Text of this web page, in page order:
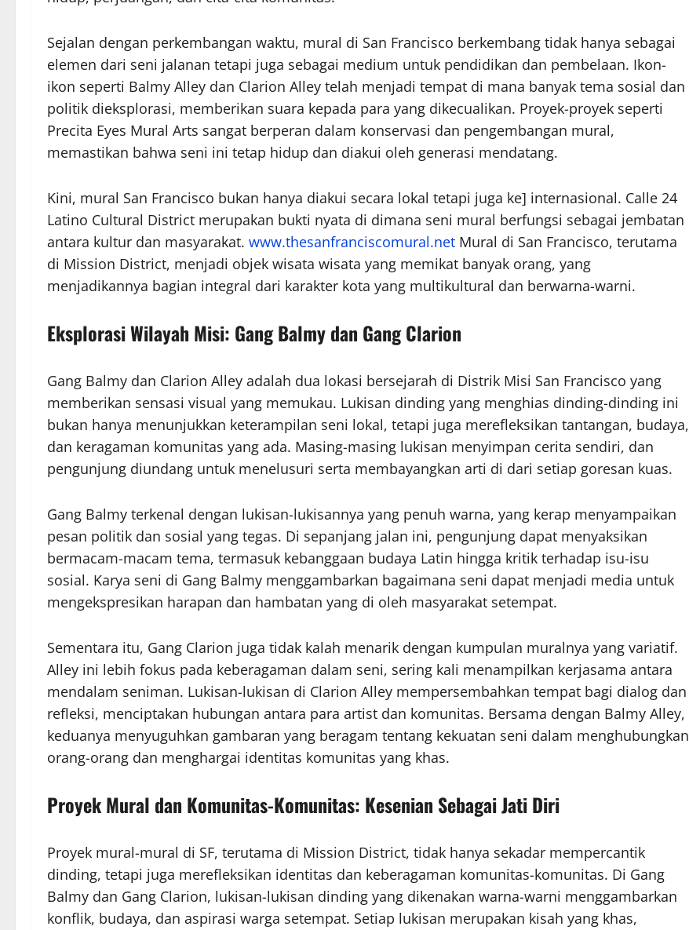
Sejalan dengan perkembangan waktu, mural di San Francisco berkembang tidak hanya sebagai
elemen dari seni jalanan tetapi juga sebagai medium untuk pendidikan dan pembelaan. Ikon-
ikon seperti Balmy Alley dan Clarion Alley telah menjadi tempat di mana banyak tema sosial dan
politik dieksplorasi, memberikan suara kepada para yang dikecualikan. Proyek-proyek seperti
Precita Eyes Mural Arts sangat berperan dalam konservasi dan pengembangan mural,
memastikan bahwa seni ini tetap hidup dan diakui oleh generasi mendatang.
Kini, mural San Francisco bukan hanya diakui secara lokal tetapi juga ke] internasional. Calle 24
Latino Cultural District merupakan bukti nyata di dimana seni mural berfungsi sebagai jembatan
antara kultur dan masyarakat. www.thesanfranciscomural.net Mural di San Francisco, terutama
di Mission District, menjadi objek wisata wisata yang memikat banyak orang, yang
menjadikannya bagian integral dari karakter kota yang multikultural dan berwarna-warni.
Eksplorasi Wilayah Misi: Gang Balmy dan Gang Clarion
Gang Balmy dan Clarion Alley adalah dua lokasi bersejarah di Distrik Misi San Francisco yang
memberikan sensasi visual yang memukau. Lukisan dinding yang menghias dinding-dinding ini
bukan hanya menunjukkan keterampilan seni lokal, tetapi juga merefleksikan tantangan, budaya,
dan keragaman komunitas yang ada. Masing-masing lukisan menyimpan cerita sendiri, dan
pengunjung diundang untuk menelusuri serta membayangkan arti di dari setiap goresan kuas.
Gang Balmy terkenal dengan lukisan-lukisannya yang penuh warna, yang kerap menyampaikan
pesan politik dan sosial yang tegas. Di sepanjang jalan ini, pengunjung dapat menyaksikan
bermacam-macam tema, termasuk kebanggaan budaya Latin hingga kritik terhadap isu-isu
sosial. Karya seni di Gang Balmy menggambarkan bagaimana seni dapat menjadi media untuk
mengekspresikan harapan dan hambatan yang di oleh masyarakat setempat.
Sementara itu, Gang Clarion juga tidak kalah menarik dengan kumpulan muralnya yang variatif.
Alley ini lebih fokus pada keberagaman dalam seni, sering kali menampilkan kerjasama antara
mendalam seniman. Lukisan-lukisan di Clarion Alley mempersembahkan tempat bagi dialog dan
refleksi, menciptakan hubungan antara para artist dan komunitas. Bersama dengan Balmy Alley,
keduanya menyuguhkan gambaran yang beragam tentang kekuatan seni dalam menghubungkan
orang-orang dan menghargai identitas komunitas yang khas.
Proyek Mural dan Komunitas-Komunitas: Kesenian Sebagai Jati Diri
Proyek mural-mural di SF, terutama di Mission District, tidak hanya sekadar mempercantik
dinding, tetapi juga merefleksikan identitas dan keberagaman komunitas-komunitas. Di Gang
Balmy dan Gang Clarion, lukisan-lukisan dinding yang dikenakan warna-warni menggambarkan
konflik, budaya, dan aspirasi warga setempat. Setiap lukisan merupakan kisah yang khas,